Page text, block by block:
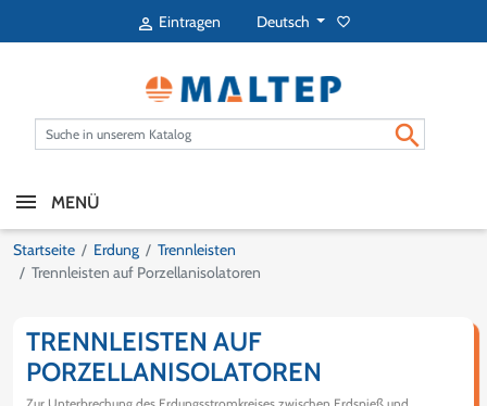
 Eintragen Deutsch favorite_border

MENÜ
Startseite Erdung
Trennleisten
Trennleisten auf Porzellanisolatoren
TRENNLEISTEN AUF
PORZELLANISOLATOREN